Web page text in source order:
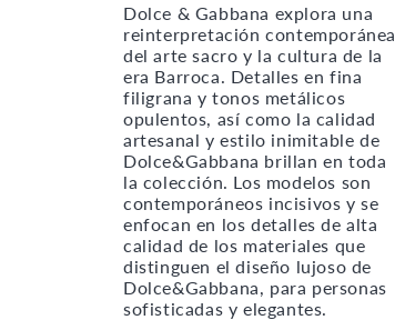
Dolce & Gabbana explora una
reinterpretación contemporánea
del arte sacro y la cultura de la
era Barroca. Detalles en fina
filigrana y tonos metálicos
opulentos, así como la calidad
artesanal y estilo inimitable de
Dolce&Gabbana brillan en toda
la colección. Los modelos son
contemporáneos incisivos y se
enfocan en los detalles de alta
calidad de los materiales que
distinguen el diseño lujoso de
Dolce&Gabbana, para personas
sofisticadas y elegantes.